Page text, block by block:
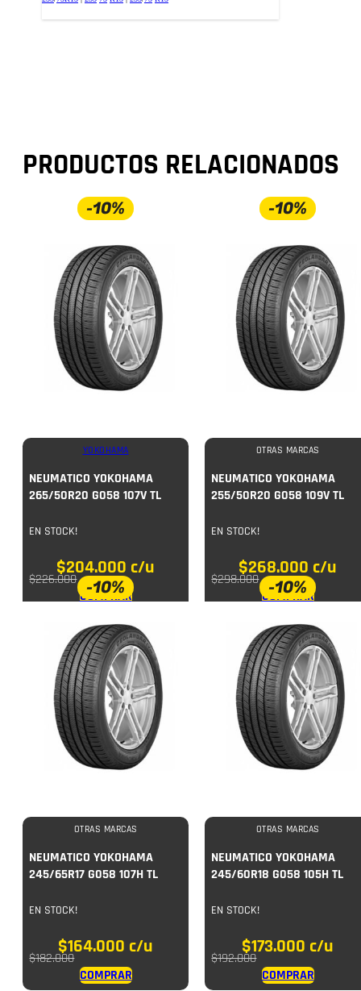
PRODUCTOS RELACIONADOS
-10%
YOKOHAMA
NEUMATICO YOKOHAMA
265/50R20 G058 107V TL
EN STOCK!
$204.000 c/u
$226.000
COMPRAR
-10%
OTRAS MARCAS
NEUMATICO YOKOHAMA
255/50R20 G058 109V TL
EN STOCK!
$268.000 c/u
$298.000
COMPRAR
-10%
OTRAS MARCAS
NEUMATICO YOKOHAMA
245/65R17 G058 107H TL
EN STOCK!
$164.000 c/u
$182.000
COMPRAR
-10%
OTRAS MARCAS
NEUMATICO YOKOHAMA
245/60R18 G058 105H TL
EN STOCK!
$173.000 c/u
$192.000
COMPRAR